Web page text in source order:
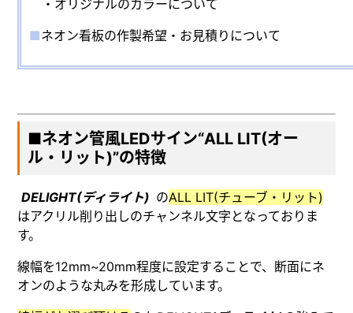
・ オリジナルのカラーについて
■ネオン看板の作製希望・お見積りについて
■ネオン管風LEDサイン“ALL LIT(オー
ル・リット)”の特徴
DELIGHT(ディライト) のALL LIT(チューブ・リット)
はアクリル削り出しのチャンネル文字となっておりま
す。
線幅を12mm~20mm程度に設定することで、断面にネ
オンのような丸みを形成しています。